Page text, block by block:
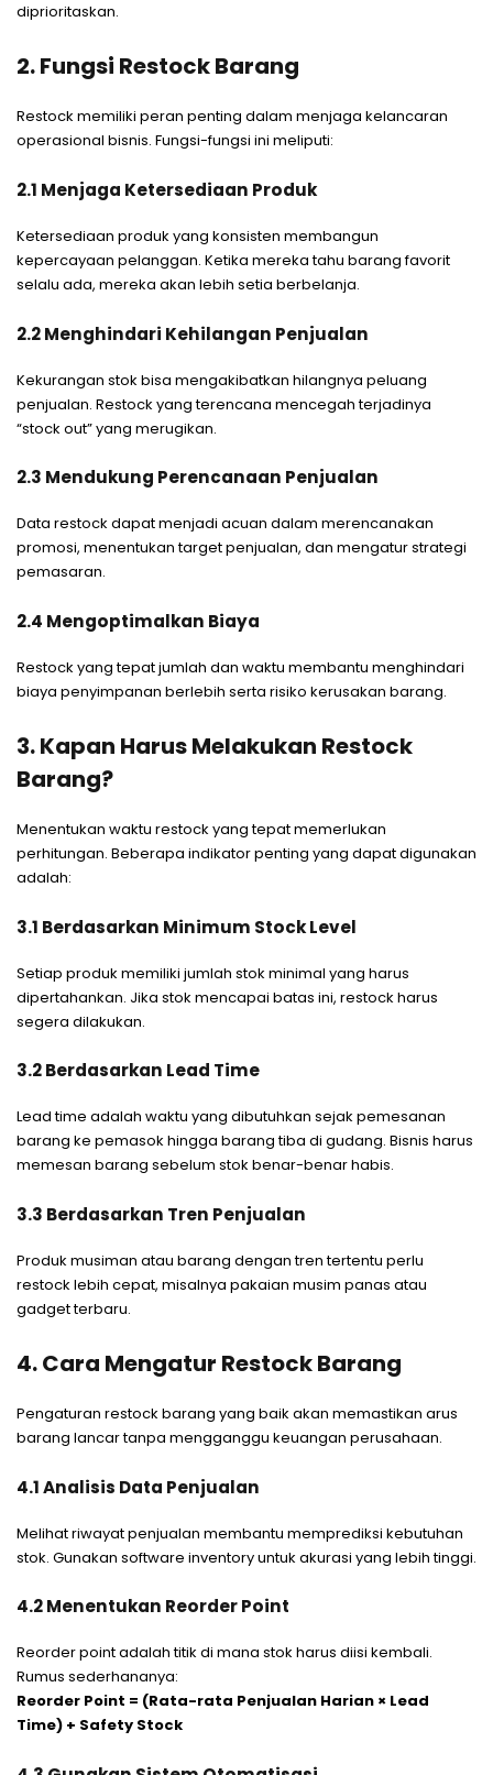
diprioritaskan.
2. Fungsi Restock Barang
Restock memiliki peran penting dalam menjaga kelancaran
operasional bisnis. Fungsi-fungsi ini meliputi:
2.1 Menjaga Ketersediaan Produk
Ketersediaan produk yang konsisten membangun
kepercayaan pelanggan. Ketika mereka tahu barang favorit
selalu ada, mereka akan lebih setia berbelanja.
2.2 Menghindari Kehilangan Penjualan
Kekurangan stok bisa mengakibatkan hilangnya peluang
penjualan. Restock yang terencana mencegah terjadinya
“stock out” yang merugikan.
2.3 Mendukung Perencanaan Penjualan
Data restock dapat menjadi acuan dalam merencanakan
promosi, menentukan target penjualan, dan mengatur strategi
pemasaran.
2.4 Mengoptimalkan Biaya
Restock yang tepat jumlah dan waktu membantu menghindari
biaya penyimpanan berlebih serta risiko kerusakan barang.
3. Kapan Harus Melakukan Restock
Barang?
Menentukan waktu restock yang tepat memerlukan
perhitungan. Beberapa indikator penting yang dapat digunakan
adalah:
3.1 Berdasarkan Minimum Stock Level
Setiap produk memiliki jumlah stok minimal yang harus
dipertahankan. Jika stok mencapai batas ini, restock harus
segera dilakukan.
3.2 Berdasarkan Lead Time
Lead time adalah waktu yang dibutuhkan sejak pemesanan
barang ke pemasok hingga barang tiba di gudang. Bisnis harus
memesan barang sebelum stok benar-benar habis.
3.3 Berdasarkan Tren Penjualan
Produk musiman atau barang dengan tren tertentu perlu
restock lebih cepat, misalnya pakaian musim panas atau
gadget terbaru.
4. Cara Mengatur Restock Barang
Pengaturan restock barang yang baik akan memastikan arus
barang lancar tanpa mengganggu keuangan perusahaan.
4.1 Analisis Data Penjualan
Melihat riwayat penjualan membantu memprediksi kebutuhan
stok. Gunakan software inventory untuk akurasi yang lebih tinggi.
4.2 Menentukan Reorder Point
Reorder point adalah titik di mana stok harus diisi kembali.
Rumus sederhananya:
Reorder Point = (Rata-rata Penjualan Harian × Lead
Time) + Safety Stock